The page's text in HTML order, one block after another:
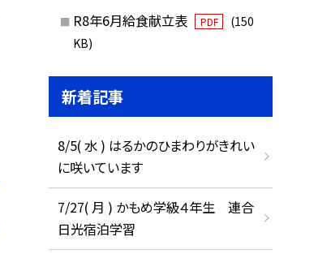
R8年6月給食献立表 PDF
(150
KB)
新着記事
8/5( 水 ) はるかのひまわりがきれい
に咲いています
7/27( 月 ) かもめ学級４年生 連合
日光宿泊学習